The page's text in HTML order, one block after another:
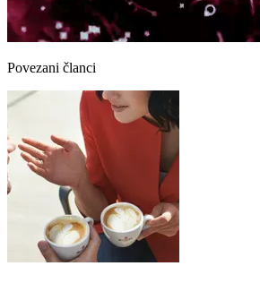
Povezani članci